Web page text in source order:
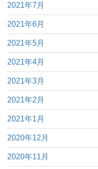
2021年7月
2021年6月
2021年5月
2021年4月
2021年3月
2021年2月
2021年1月
2020年12月
2020年11月